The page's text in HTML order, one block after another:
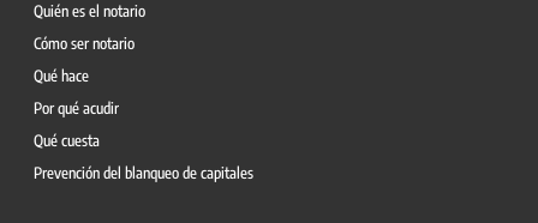
Quién es el notario
Cómo ser notario
Qué hace
Por qué acudir
Qué cuesta
Prevención del blanqueo de capitales